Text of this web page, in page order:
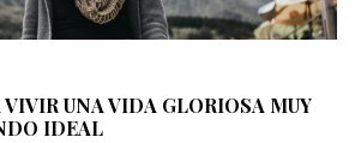
UNA VIDA GLORIOSA MUY
IDEAL